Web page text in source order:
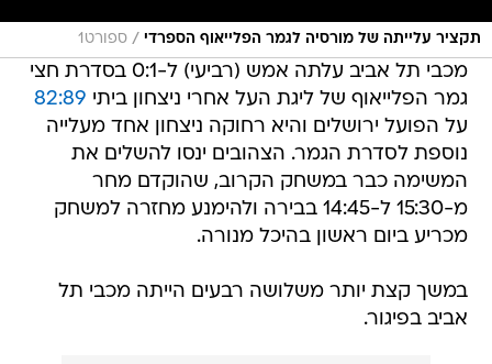
תקציר עלייתה של מורסיה לגמר הפלייאוף הספרדי / ספורט1
מכבי תל אביב עלתה אמש (רביעי) ל-0:1 בסדרת חצי
גמר הפלייאוף של ליגת העל אחרי ניצחון ביתי 82:89
על הפועל ירושלים והיא רחוקה ניצחון אחד מעלייה
נוספת לסדרת הגמר. הצהובים ינסו להשלים את
המשימה כבר במשחק הקרוב, שהוקדם מחר
מ-15:30 ל-14:45 בבירה ולהימנע מחזרה למשחק
מכריע ביום ראשון בהיכל מנורה.
במשך קצת יותר משלושה רבעים הייתה מכבי תל
אביב בפיגור.